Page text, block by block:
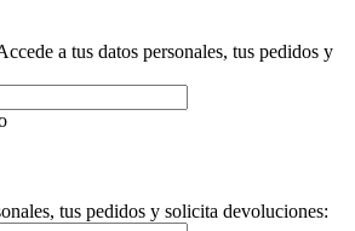
a tus datos personales, tus pedidos y
tus pedidos y solicita devoluciones: